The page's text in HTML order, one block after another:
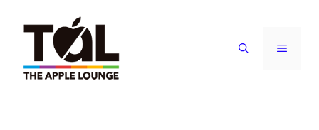
contenuto
MENU